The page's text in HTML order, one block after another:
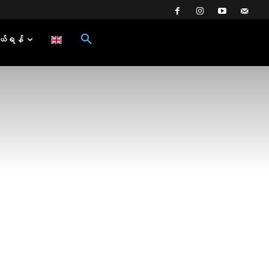
ရန်